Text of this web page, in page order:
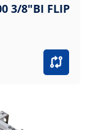
3/8"BI FLIP